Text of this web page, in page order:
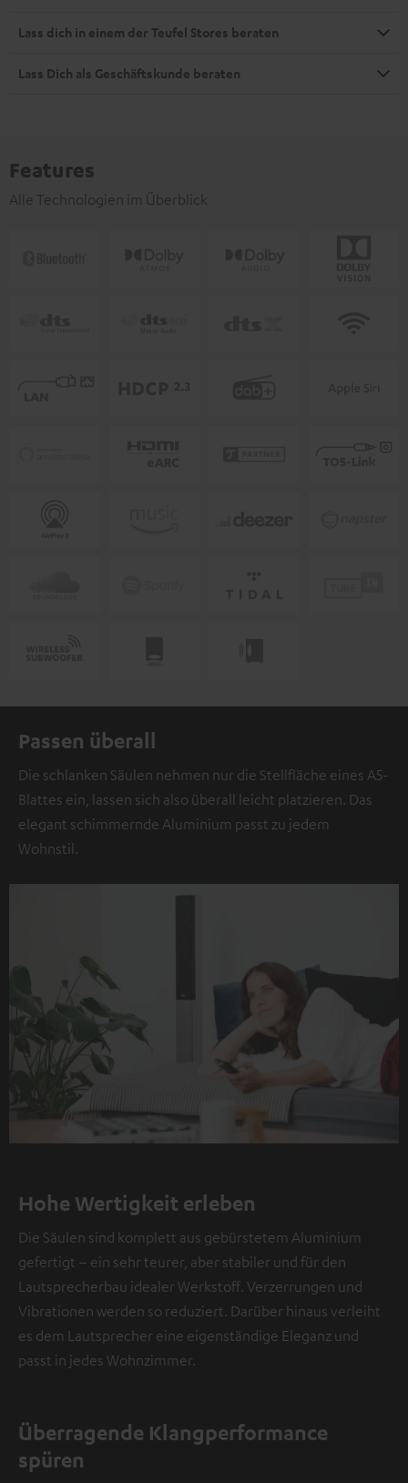
Lass dich in einem der Teufel Stores beraten
Lass Dich als Geschäftskunde beraten
Features
Alle Technologien im Überblick
Passen überall
Die schlanken Säulen nehmen nur die Stellfläche eines A5-
Blattes ein, lassen sich also überall leicht platzieren. Das
elegant schimmernde Aluminium passt zu jedem
Wohnstil.
Hohe Wertigkeit erleben
Die Säulen sind komplett aus gebürstetem Aluminium
gefertigt – ein sehr teurer, aber stabiler und für den
Lautsprecherbau idealer Werkstoff. Verzerrungen und
Vibrationen werden so reduziert. Darüber hinaus verleiht
es dem Lautsprecher eine eigenständige Eleganz und
passt in jedes Wohnzimmer.
Überragende Klangperformance
spüren